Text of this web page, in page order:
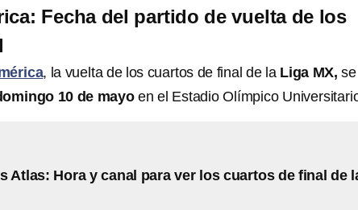
Fecha del partido de vuelta de los
, la vuelta de los cuartos de final de la Liga MX, se
10 de mayoen el Estadio Olímpico
Atlas: Hora y canal para ver los cuartos de final de